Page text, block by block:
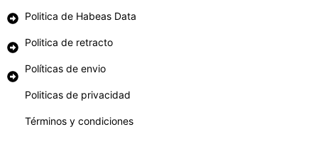
Politica de Habeas Data
Politica de retracto
Políticas de envio
Politicas de privacidad
Términos y condiciones